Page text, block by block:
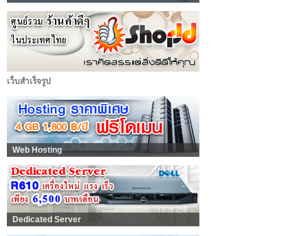
เว็บสำเร็จรูป
Web Hosting
Dedicated Server